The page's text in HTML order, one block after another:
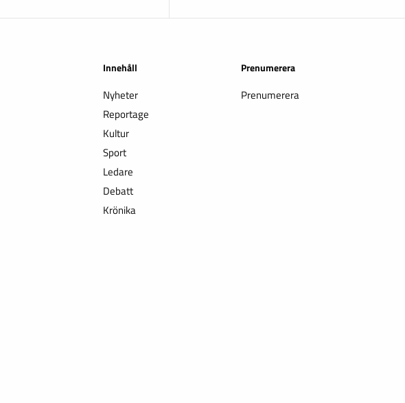
Innehåll
Nyheter
Reportage
Kultur
Sport
Ledare
Debatt
Krönika
Prenumerera
Prenumerera